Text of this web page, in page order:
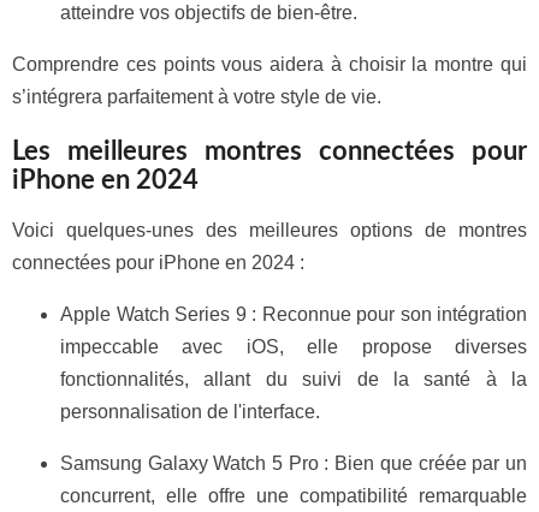
atteindre vos objectifs de bien-être.
Comprendre ces points vous aidera à choisir la montre qui
s’intégrera parfaitement à votre style de vie.
Les meilleures montres connectées pour
iPhone en 2024
Voici quelques-unes des meilleures options de montres
connectées pour iPhone en 2024 :
Apple Watch Series 9 : Reconnue pour son intégration
impeccable avec iOS, elle propose diverses
fonctionnalités, allant du suivi de la santé à la
personnalisation de l'interface.
Samsung Galaxy Watch 5 Pro : Bien que créée par un
concurrent, elle offre une compatibilité remarquable